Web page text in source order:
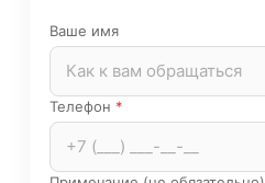
Ваше имя
Телефон *